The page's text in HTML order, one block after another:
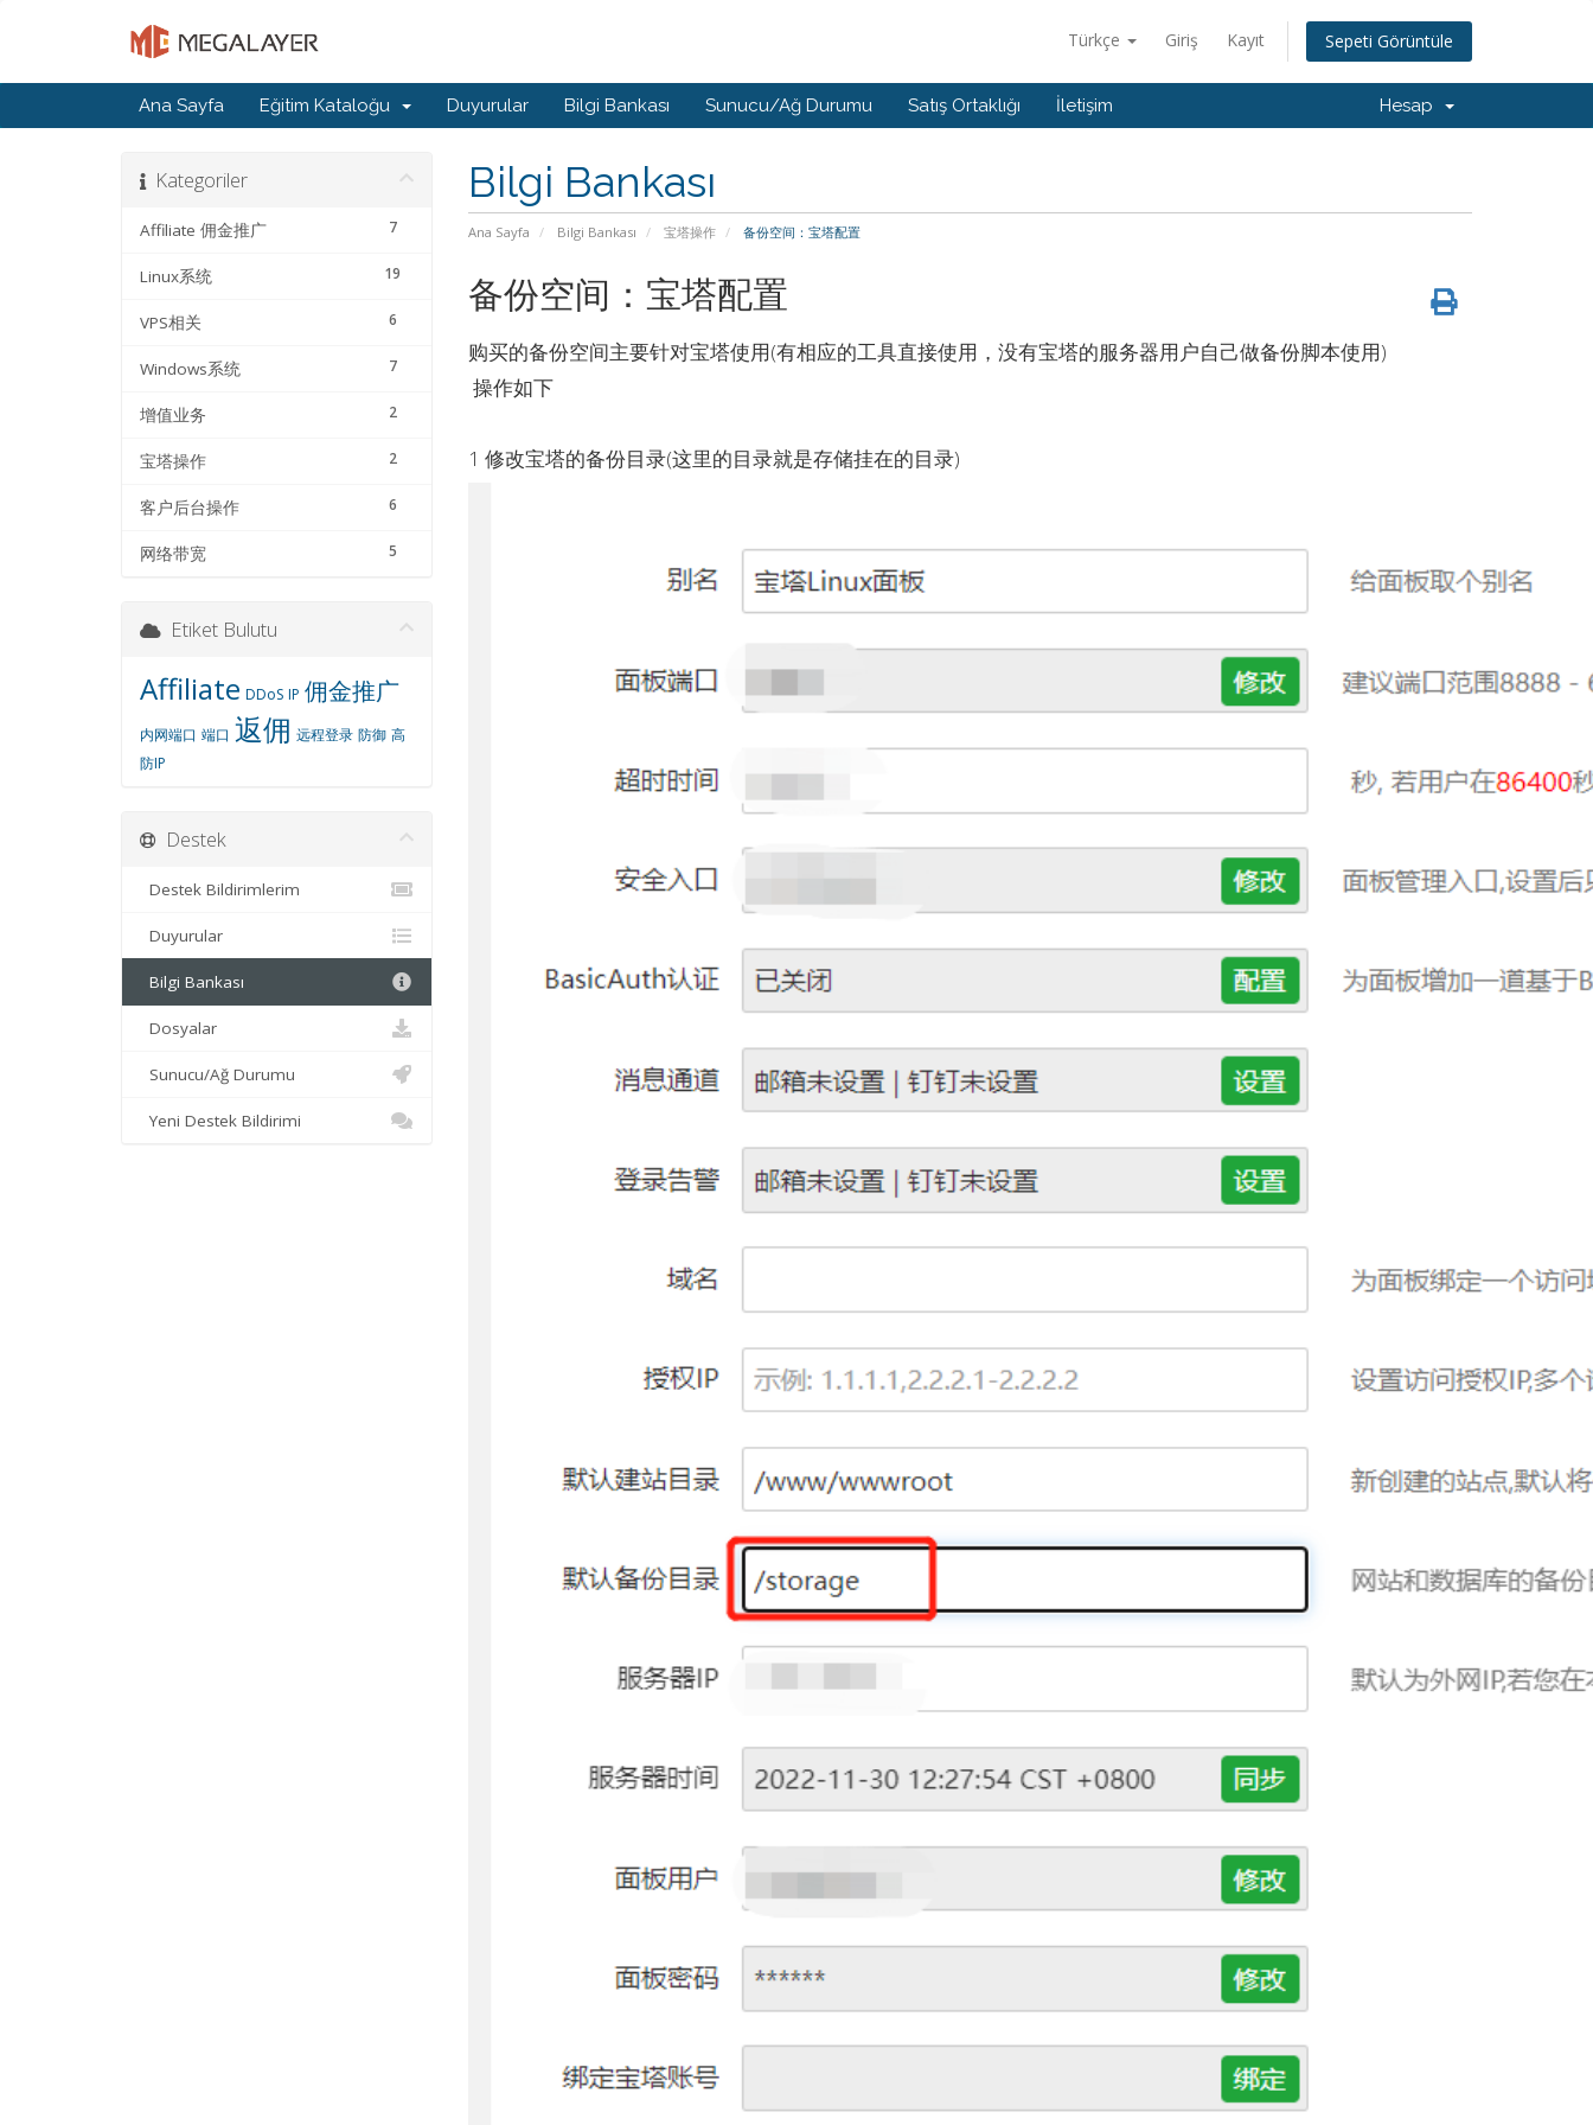
Türkçe Giriş Kayıt Sepeti Görüntüle
Ana Sayfa Eğitim Kataloğu Duyurular Bilgi Bankası Sunucu/Ağ Durumu Satış Ortaklığı İletişim Hesap
Bilgi Bankası
Ana Sayfa Bilgi Bankası 宝塔操作 备份空间：宝塔配置
Kategoriler
7
Affiliate 佣金推广
19
Linux系统
6
VPS相关
7
Windows系统
2
增值业务
2
宝塔操作
6
客户后台操作
5
网络带宽
备份空间：宝塔配置
购买的备份空间主要针对宝塔使用(有相应的工具直接使用，没有宝塔的服务器用户自己做备份脚本使用)
操作如下
1 修改宝塔的备份目录(这里的目录就是存储挂在的目录)
Etiket Bulutu
Affiliate DDoS IP 佣金推广
内网端口 端口 返佣 远程登录 防御 高
防IP
Destek
Destek Bildirimlerim
Duyurular
Bilgi Bankası
Dosyalar
Sunucu/Ağ Durumu
Yeni Destek Bildirimi